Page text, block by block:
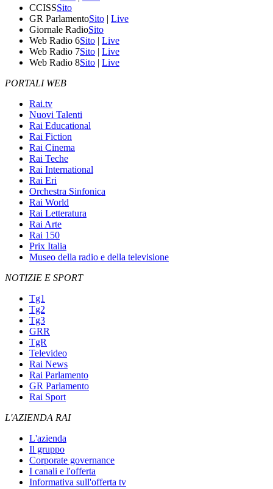
CCISSSito
GR ParlamentoSito | Live
Giornale RadioSito
Web Radio 6Sito | Live
Web Radio 7Sito | Live
Web Radio 8Sito | Live
PORTALI WEB
Rai.tv
Nuovi Talenti
Rai Educational
Rai Fiction
Rai Cinema
Rai Teche
Rai International
Rai Eri
Orchestra Sinfonica
Rai World
Rai Letteratura
Rai Arte
Rai 150
Prix Italia
Museo della radio e della televisione
NOTIZIE E SPORT
Tg1
Tg2
Tg3
GRR
TgR
Televideo
Rai News
Rai Parlamento
GR Parlamento
Rai Sport
L'AZIENDA RAI
L'azienda
Il gruppo
Corporate governance
I canali e l'offerta
Informativa sull'offerta tv